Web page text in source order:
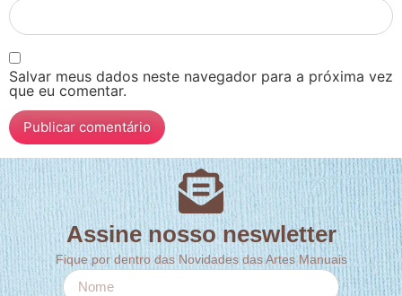
Salvar meus dados neste navegador para a próxima vez
que eu comentar.
Assine nosso neswletter
Fique por dentro das Novidades das Artes Manuais